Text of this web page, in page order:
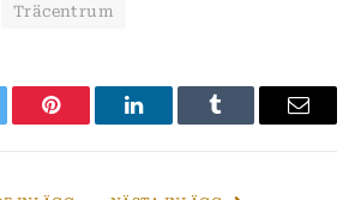
Träcentrum
Pinterest LinkedInTumblr
E-